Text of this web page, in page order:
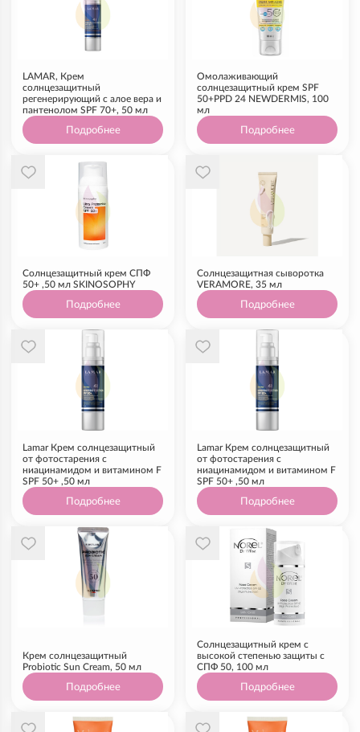
LAMAR, Крем
солнцезащитный
регенерирующий с алое вера и
пантенолом SPF 70+, 50 мл
Подробнее
Омолаживающий
солнцезащитный крем SPF
50+PPD 24 NEWDERMIS, 100
мл
Подробнее
Солнцезащитный крем СПФ
50+ ,50 мл SKINOSOPHY
Подробнее
Солнцезащитная сыворотка
VERAMORE, 35 мл
Подробнее
Lamar Крем солнцезащитный
от фотостарения с
ниацинамидом и витамином F
SPF 50+ ,50 мл
Подробнее
Lamar Крем солнцезащитный
от фотостарения с
ниацинамидом и витамином F
SPF 50+ ,50 мл
Подробнее
Крем солнцезащитный
Probiotic Sun Cream, 50 мл
Подробнее
Солнцезащитный крем с
высокой степенью защиты с
СПФ 50, 100 мл
Подробнее